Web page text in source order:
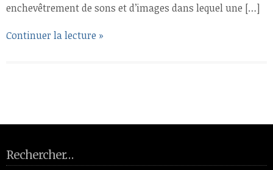
enchevêtrement de sons et d’images dans lequel une […]
Continuer la lecture »
Rechercher…